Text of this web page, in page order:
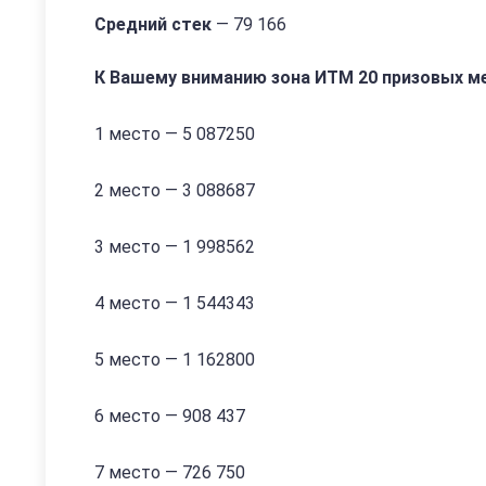
Средний стек — 79 166
К Вашему вниманию зона ИТМ 20 призовых
1 место — 5 087250
2 место — 3 088687
3 место — 1 998562
4 место — 1 544343
5 место — 1 162800
6 место — 908 437
7 место — 726 750